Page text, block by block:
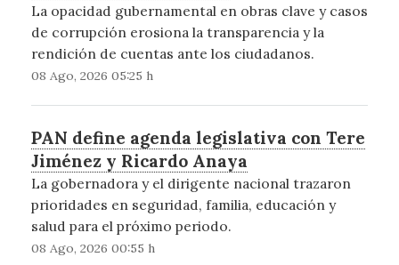
La opacidad gubernamental en obras clave y casos
de corrupción erosiona la transparencia y la
rendición de cuentas ante los ciudadanos.
08 Ago, 2026 05:25 h
PAN define agenda legislativa con Tere
Jiménez y Ricardo Anaya
La gobernadora y el dirigente nacional trazaron
prioridades en seguridad, familia, educación y
salud para el próximo periodo.
08 Ago, 2026 00:55 h